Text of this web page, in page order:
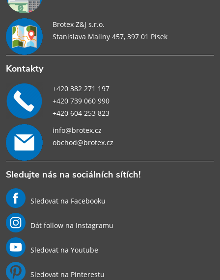
Brotex Z&J s.r.o.
Stanislava Maliny 457, 397 01 Písek
Kontakty
+420 382 271 197
+420 739 060 990
+420 604 253 823
info@brotex.cz
obchod@brotex.cz
Sledujte nás na sociálních sítích!
Sledovat na Facebooku
Dát follow na Instagramu
Sledovat na Youtube
Sledovat na Pinterestu